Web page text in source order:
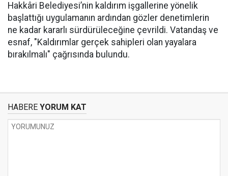
Hakkâri Belediyesi’nin kaldırım işgallerine yönelik
başlattığı uygulamanın ardından gözler denetimlerin
ne kadar kararlı sürdürüleceğine çevrildi. Vatandaş ve
esnaf, "Kaldırımlar gerçek sahipleri olan yayalara
bırakılmalı" çağrısında bulundu.
HABERE YORUM KAT